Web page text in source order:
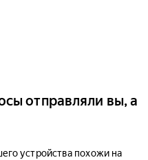
отправляли вы, а
устройства похожи на